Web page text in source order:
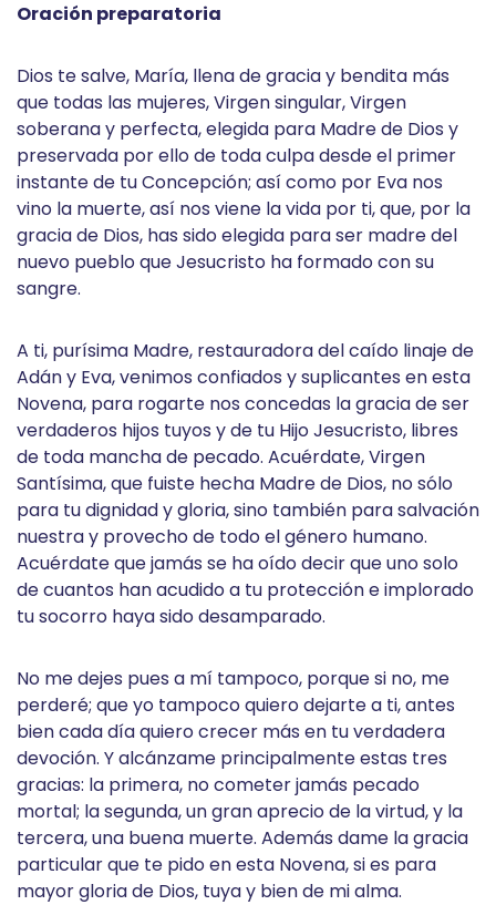
Oración preparatoria
Dios te salve, María, llena de gracia y bendita más
que todas las mujeres, Virgen singular, Virgen
soberana y perfecta, elegida para Madre de Dios y
preservada por ello de toda culpa desde el primer
instante de tu Concepción; así como por Eva nos
vino la muerte, así nos viene la vida por ti, que, por la
gracia de Dios, has sido elegida para ser madre del
nuevo pueblo que Jesucristo ha formado con su
sangre.
A ti, purísima Madre, restauradora del caído linaje de
Adán y Eva, venimos confiados y suplicantes en esta
Novena, para rogarte nos concedas la gracia de ser
verdaderos hijos tuyos y de tu Hijo Jesucristo, libres
de toda mancha de pecado. Acuérdate, Virgen
Santísima, que fuiste hecha Madre de Dios, no sólo
para tu dignidad y gloria, sino también para salvación
nuestra y provecho de todo el género humano.
Acuérdate que jamás se ha oído decir que uno solo
de cuantos han acudido a tu protección e implorado
tu socorro haya sido desamparado.
No me dejes pues a mí tampoco, porque si no, me
perderé; que yo tampoco quiero dejarte a ti, antes
bien cada día quiero crecer más en tu verdadera
devoción. Y alcánzame principalmente estas tres
gracias: la primera, no cometer jamás pecado
mortal; la segunda, un gran aprecio de la virtud, y la
tercera, una buena muerte. Además dame la gracia
particular que te pido en esta Novena, si es para
mayor gloria de Dios, tuya y bien de mi alma.